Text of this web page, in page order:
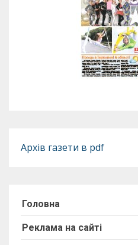
Архів газети в pdf
Головна
Реклама на сайті